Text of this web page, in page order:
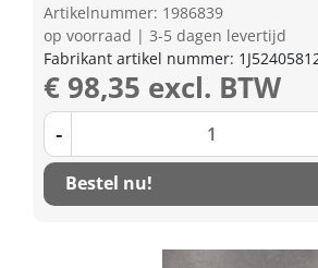
Artikelnummer: 1986839
op voorraad | 3-5 dagen levertijd
Fabrikant artikel nummer:
€ 98,35 excl. BTW
-
Bestel nu!